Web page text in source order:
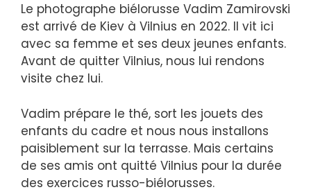
Le photographe biélorusse Vadim Zamirovski
est arrivé de Kiev à Vilnius en 2022. Il vit ici
avec sa femme et ses deux jeunes enfants.
Avant de quitter Vilnius, nous lui rendons
visite chez lui.
Vadim prépare le thé, sort les jouets des
enfants du cadre et nous nous installons
paisiblement sur la terrasse. Mais certains
de ses amis ont quitté Vilnius pour la durée
des exercices russo-biélorusses.